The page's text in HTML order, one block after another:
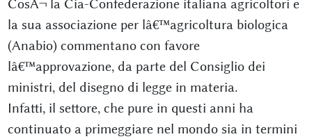
CosÃ¬ la Cia-Confederazione italiana agricoltori e
la sua associazione per lâ€™agricoltura biologica
(Anabio) commentano con favore
lâ€™approvazione, da parte del Consiglio dei
ministri, del disegno di legge in materia.
Infatti, il settore, che pure in questi anni ha
continuato a primeggiare nel mondo sia in termini